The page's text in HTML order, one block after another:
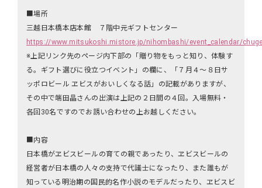
■場所
三越日本橋本店本館 ７階中元ギフトセンター
https://www.mitsukoshi.mistore.jp/nihombashi/event_calendar/
※上記リンク先のページ内下部の「贈り物をもっと知り、体験す
る。ギフト選びに役立つイベント」の欄に、「７月４～８日サ
ッポロビール ヱビスがおいしくなる話」の記載がありますが、
その中で端田晶さんの出演は上記の２日間の４回。入場無料・
各回30名ですのでお誘い合わせの上お越しください。
■内容
日本橋がヱビスビールの育ての親であったり、ヱビスビールの
経営者が日本橋の人々の支持で代議士になったり、また誰もが
知っている明治期の国民的名作小説のモデルだったり、ヱビスビ